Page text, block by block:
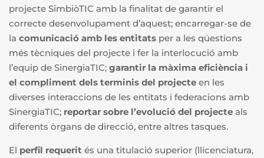
projecte SimbiòTIC amb la finalitat de garantir el
correcte desenvolupament d’aquest; encarregar-se de
la comunicació amb les entitats per a les qüestions
més tècniques del projecte i fer la interlocució amb
l’equip de SinergiaTIC; garantir la màxima eficiència i
el compliment dels terminis del projecte en les
diverses interaccions de les entitats i federacions amb
SinergiaTIC; reportar sobre l’evolució del projecte als
diferents òrgans de direcció, entre altres tasques.
El perfil requerit és una titulació superior (llicenciatura,